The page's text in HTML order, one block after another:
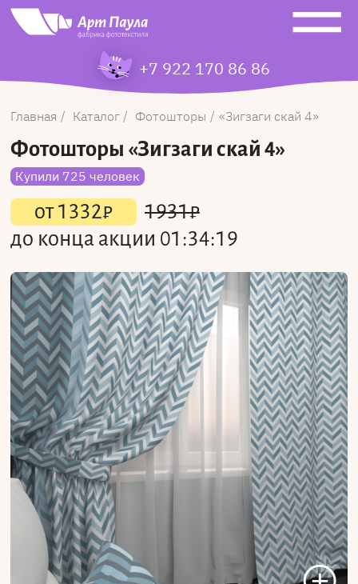
+7 922 170 86 86
Главная Каталог Фотошторы Зигзаги скай 4
Фотошторы «Зигзаги скай 4»
Купили 725 человек
от1332₽ 1931₽
до конца акции 01:34:19